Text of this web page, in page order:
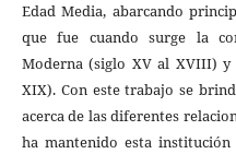
Edad Media, abarcando
que fue cuando surge la
Moderna (siglo XV al XVIII)
XIX). Con este trabajo se
acerca de las diferentes
ha mantenido esta